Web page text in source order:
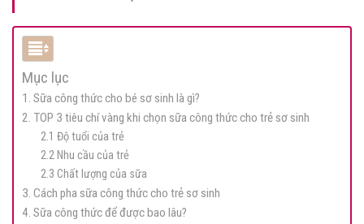
Mục lục
1. Sữa công thức cho bé sơ sinh là gì?
2. TOP 3 tiêu chí vàng khi chọn sữa công thức cho trẻ sơ sinh
2.1 Độ tuổi của trẻ
2.2 Nhu cầu của trẻ
2.3 Chất lượng của sữa
3. Cách pha sữa công thức cho trẻ sơ sinh
4. Sữa công thức để được bao lâu?